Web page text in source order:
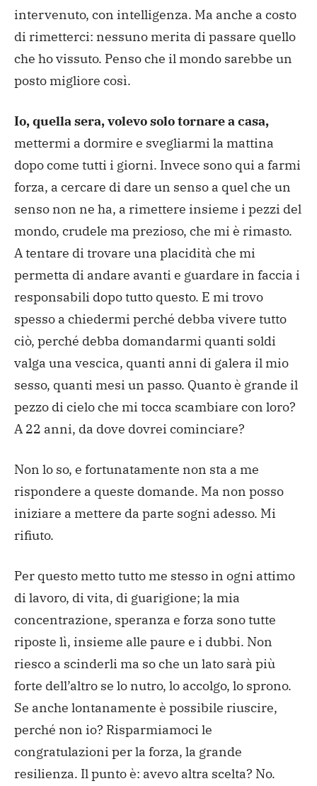
intervenuto, con intelligenza. Ma anche a costo
di rimetterci: nessuno merita di passare quello
che ho vissuto. Penso che il mondo sarebbe un
posto migliore così.
Io, quella sera, volevo solo tornare a casa,
mettermi a dormire e svegliarmi la mattina
dopo come tutti i giorni. Invece sono qui a farmi
forza, a cercare di dare un senso a quel che un
senso non ne ha, a rimettere insieme i pezzi del
mondo, crudele ma prezioso, che mi è rimasto.
A tentare di trovare una placidità che mi
permetta di andare avanti e guardare in faccia i
responsabili dopo tutto questo. E mi trovo
spesso a chiedermi perché debba vivere tutto
ciò, perché debba domandarmi quanti soldi
valga una vescica, quanti anni di galera il mio
sesso, quanti mesi un passo. Quanto è grande il
pezzo di cielo che mi tocca scambiare con loro?
A 22 anni, da dove dovrei cominciare?
Non lo so, e fortunatamente non sta a me
rispondere a queste domande. Ma non posso
iniziare a mettere da parte sogni adesso. Mi
rifiuto.
Per questo metto tutto me stesso in ogni attimo
di lavoro, di vita, di guarigione; la mia
concentrazione, speranza e forza sono tutte
riposte lì, insieme alle paure e i dubbi. Non
riesco a scinderli ma so che un lato sarà più
forte dell’altro se lo nutro, lo accolgo, lo sprono.
Se anche lontanamente è possibile riuscire,
perché non io? Risparmiamoci le
congratulazioni per la forza, la grande
resilienza. Il punto è: avevo altra scelta? No.